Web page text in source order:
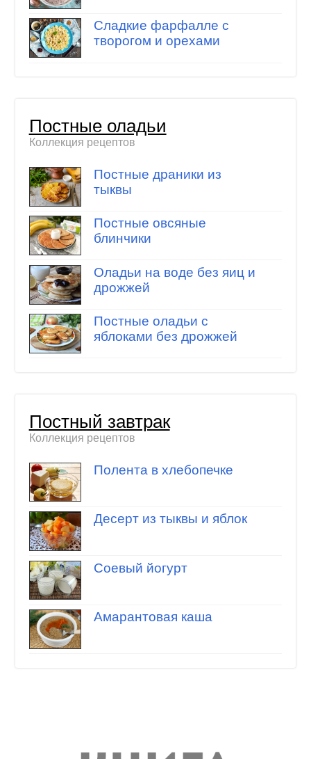
Сладкие фарфалле с
творогом и орехами
Постные оладьи
Коллекция рецептов
Постные драники из
тыквы
Постные овсяные
блинчики
Оладьи на воде без яиц и
дрожжей
Постные оладьи с
яблоками без дрожжей
Постный завтрак
Коллекция рецептов
Полента в хлебопечке
Десерт из тыквы и яблок
Соевый йогурт
Амарантовая каша